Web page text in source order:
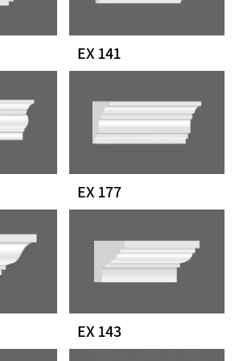
EX 141
EX 177
EX 143